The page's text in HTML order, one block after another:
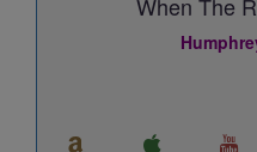
When The